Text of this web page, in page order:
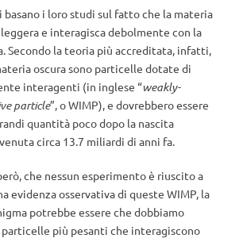
basano i loro studi sul fatto che la materia
e interagisca debolmente con la
Secondo la teoria più accreditata, infatti,
oscura sono particelle dotate di
interagenti (in inglese “weakly-
particle”, o WIMP), e dovrebbero essere
quantità poco dopo la nascita
circa 13.7 miliardi di anni fa.
che nessun esperimento è riuscito a
evidenza osservativa di queste WIMP, la
potrebbe essere che dobbiamo
particelle più pesanti che interagiscono